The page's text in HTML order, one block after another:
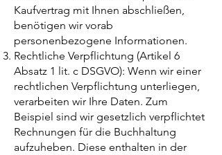
Kaufvertrag mit Ihnen abschließen,
benötigen wir vorab
personenbezogene Informationen.
Rechtliche Verpflichtung (Artikel 6
Absatz 1 lit. c DSGVO): Wenn wir einer
rechtlichen Verpflichtung unterliegen,
verarbeiten wir Ihre Daten. Zum
Beispiel sind wir gesetzlich verpflichtet
Rechnungen für die Buchhaltung
aufzuheben. Diese enthalten in der